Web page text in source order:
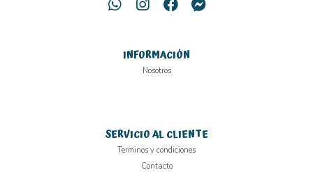
INFORMACIÓN
Nosotros
SERVICIO AL CLIENTE
Terminos y condiciones
Contacto